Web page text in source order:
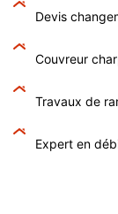
Devis
Couvreur
Travaux de
Expert en